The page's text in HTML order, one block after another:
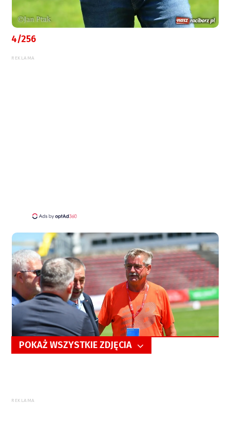
4/256
REKLAMA
POKAŻ WSZYSTKIE ZDJĘCIA
REKLAMA